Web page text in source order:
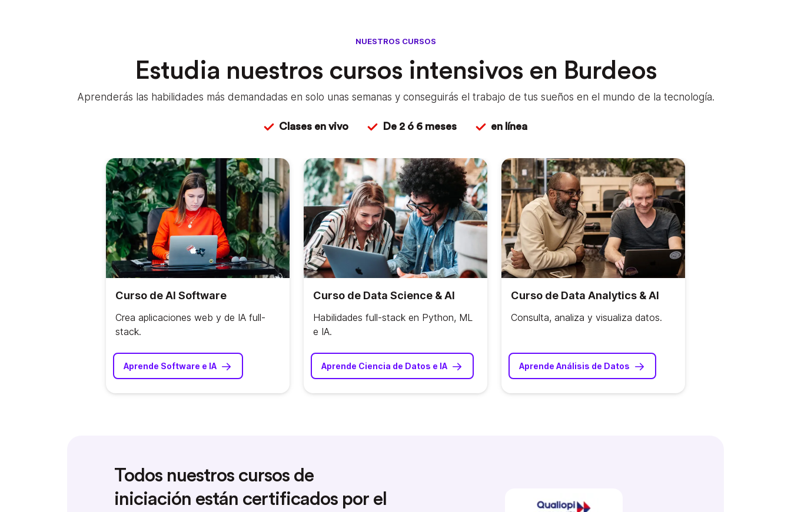
NUESTROS CURSOS
Estudia nuestros cursos intensivos en Burdeos
Aprenderás las habilidades más demandadas en solo unas semanas y conseguirás el trabajo de tus sueños en el mundo de la tecnología.
Clases en vivo De 2 ó 6 meses en línea
Curso de AI Software
Crea aplicaciones web y de IA full-
stack.
Aprende Software e IA
Curso de Data Science & AI
Habilidades full-stack en Python, ML
e IA.
Aprende Ciencia de Datos e IA
Curso de Data Analytics & AI
Consulta, analiza y visualiza datos.
Aprende Análisis de Datos
Todos nuestros cursos de
iniciación están certificados por el